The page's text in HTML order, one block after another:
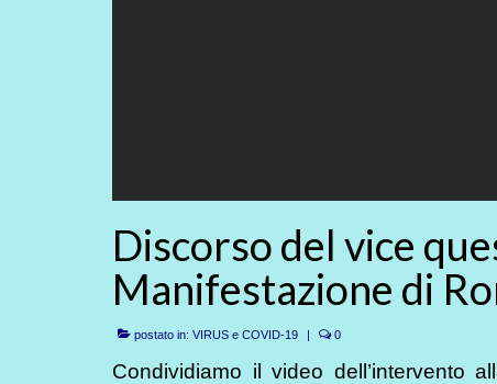
Discorso del vice
Manifestazione di
postato in: VIRUS e COVID-19 | 0
Condividiamo il video dell’intervento